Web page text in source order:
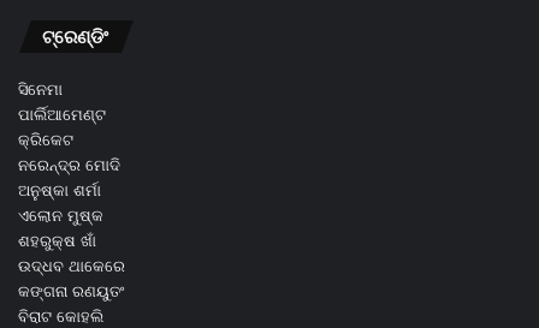
ଟ୍ରେଣ୍ଡିଂ
ସିନେମା
ପାର୍ଲିଆମେଣ୍ଟ
କ୍ରିକେଟ
ନରେନ୍ଦ୍ର ମୋଦି
ଅନୁଷ୍କା ଶର୍ମା
ଏଲୋନ ମୁଷ୍କ
ଶହରୁକ୍ଷ ଖାଁ
ଉଦ୍ଧବ ଥାକେରେ
କଙ୍ଗନା ରଣୟୁତଂ
ବିରାଟ କୋହଲି